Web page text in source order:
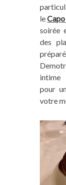
le
soirée
des
intime
pour
votre